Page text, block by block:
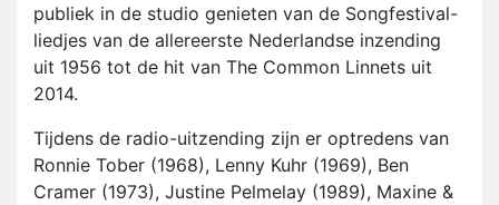
publiek in de studio genieten van de Songfestival-
liedjes van de allereerste Nederlandse inzending
uit 1956 tot de hit van The Common Linnets uit
2014.
Tijdens de radio-uitzending zijn er optredens van
Ronnie Tober (1968), Lenny Kuhr (1969), Ben
Cramer (1973), Justine Pelmelay (1989), Maxine &